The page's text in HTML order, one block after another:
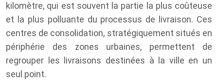
kilomètre, qui est souvent la partie la plus coûteuse
et la plus polluante du processus de livraison. Ces
centres de consolidation, stratégiquement situés en
périphérie des zones urbaines, permettent de
regrouper les livraisons destinées à la ville en un
seul point.